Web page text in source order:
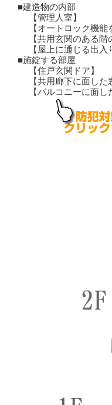
■建造物の内部
【管理人室】
【オートロック機能
【共用玄関のある階
【屋上に通じる出入
■施錠する部屋
【住戸玄関ドア】
【共用廊下に面した
【バルコニーに面し